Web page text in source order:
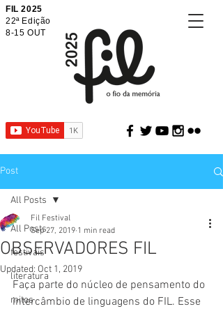
FIL 2025
22ª Edição
8-15 OUT
Post
All Posts
festivais
literatura
mitos
All Posts
OBSERVADORES FIL
Fil Festival
Sep 27, 2019 1 min read
Updated: Oct 1, 2019
Faça parte do núcleo de pensamento do
intercâmbio de linguagens do FIL. Esse